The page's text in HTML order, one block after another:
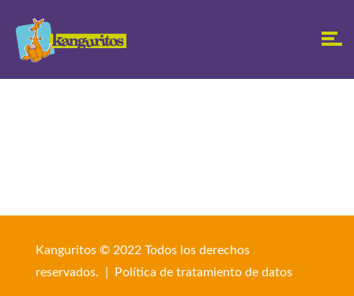
Kanguritos © 2022 Todos los derechos
reservados. |
Política de tratamiento de datos